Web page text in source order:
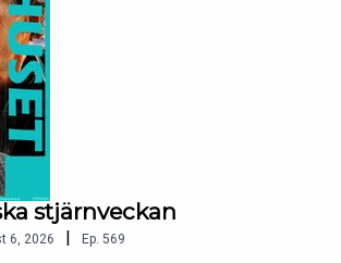
stjärnveckan
6, 2026 | Ep. 569